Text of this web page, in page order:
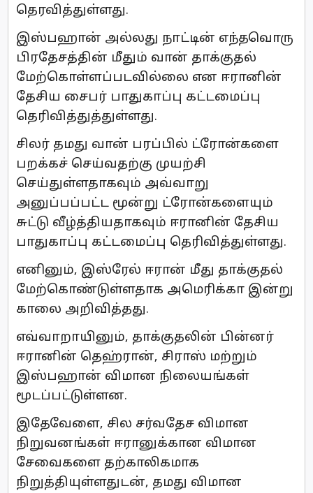
தெரவித்துள்ளது.
இஸ்பஹான் அல்லது நாட்டின் எந்தவொரு
பிரதேசத்தின் மீதும் வான் தாக்குதல்
மேற்கொள்ளப்படவில்லை என ஈரானின்
தேசிய சைபர் பாதுகாப்பு கட்டமைப்பு
தெரிவித்துத்துள்ளது.
சிலர் தமது வான் பரப்பில் ட்ரோன்களை
பறக்கச் செய்வதற்கு முயற்சி
செய்துள்ளதாகவும் அவ்வாறு
அனுப்பப்பட்ட மூன்று ட்ரோன்களையும்
சுட்டு வீழ்த்தியதாகவும் ஈரானின் தேசிய
பாதுகாப்பு கட்டமைப்பு தெரிவித்துள்ளது.
எனினும், இஸ்ரேல் ஈரான் மீது தாக்குதல்
மேற்கொண்டுள்ளதாக அமெரிக்கா இன்று
காலை அறிவித்தது.
எவ்வாறாயினும், தாக்குதலின் பின்னர்
ஈரானின் தெஹ்ரான், சிராஸ் மற்றும்
இஸ்பஹான் விமான நிலையங்கள்
மூடப்பட்டுள்ளன.
இதேவேளை, சில சர்வதேச விமான
நிறுவனங்கள் ஈரானுக்கான விமான
சேவைகளை தற்காலிகமாக
நிறுத்தியுள்ளதுடன், தமது விமான